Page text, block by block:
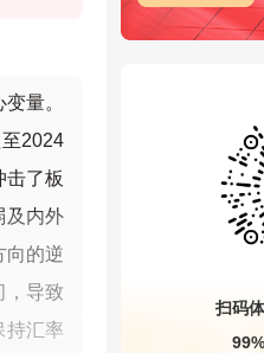
量。
2024
击了板
及内外
向的逆
，导致
持汇率
扫码